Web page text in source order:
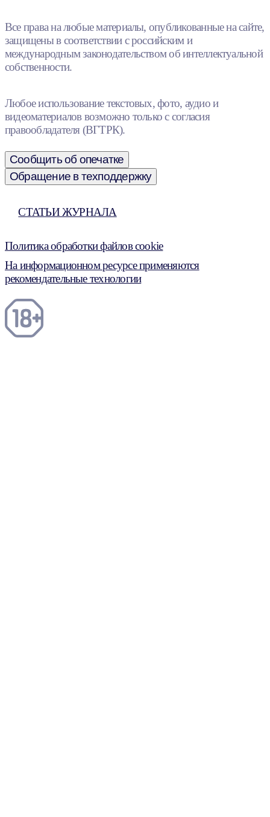
Все права на любые материалы, опубликованные на сайте,
защищены в соответствии с российским и
международным законодательством об интеллектуальной
собственности.
Любое использование текстовых, фото, аудио и
видеоматериалов возможно только с согласия
правообладателя (ВГТРК).
Сообщить об опечатке
Обращение в техподдержку
СТАТЬИ ЖУРНАЛА
Политика обработки файлов cookie
На информационном ресурсе применяются
рекомендательные технологии